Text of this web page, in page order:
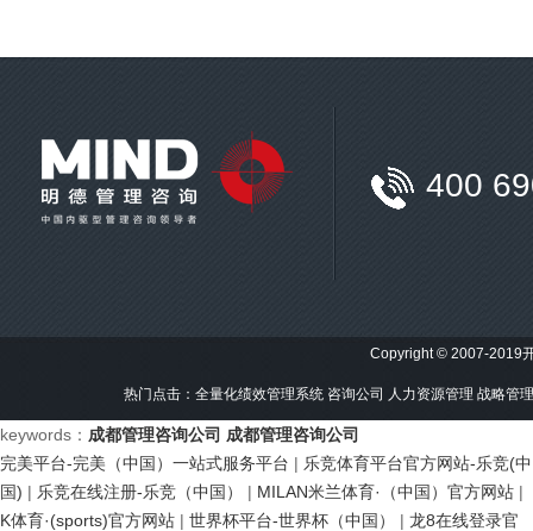
400
Copyright © 2007-2019
热门点击： 全量化绩效管理系统 咨询公司 人力资源管理 战略管理
keywords： 成都管理咨询公司 成都管理咨询公司
完美平台-完美（中国）一站式服务平台 | 乐竞体育平台官方网站-乐竞(中
国) | 乐竞在线注册-乐竞（中国） | MILAN米兰体育·（中国）官方网站 |
K体育·(sports)官方网站 | 世界杯平台-世界杯（中国） | 龙8在线登录官